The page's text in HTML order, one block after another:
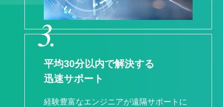
平均30分以内で解決する
迅速サポート
経験豊富なエンジニアが遠隔サポートに